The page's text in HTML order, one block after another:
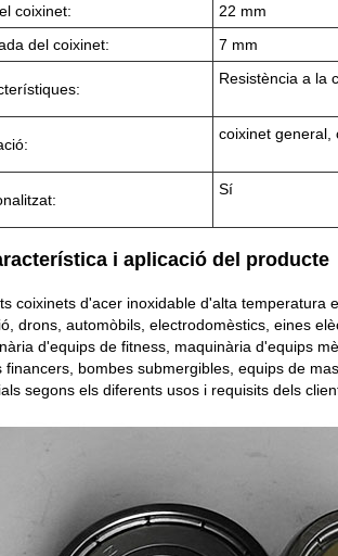
coixinet:
22 mm
del coixinet:
7 mm
Resistència a la
coixinet general,
Sí
i aplicació del producte
coixinets d'acer inoxidable d'alta temperatura
drons, automòbils, electrodomèstics, eines
d'equips de fitness, maquinària d'equips
financers, bombes submergibles, equips de
segons els diferents usos i requisits dels